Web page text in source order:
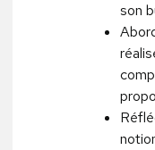
son